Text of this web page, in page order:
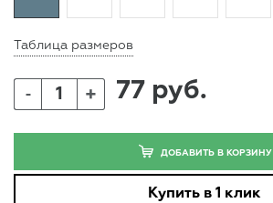
Таблица размеров
- + 77 руб.
ДОБАВИТЬ В КОРЗИНУ
Купить в 1 клик